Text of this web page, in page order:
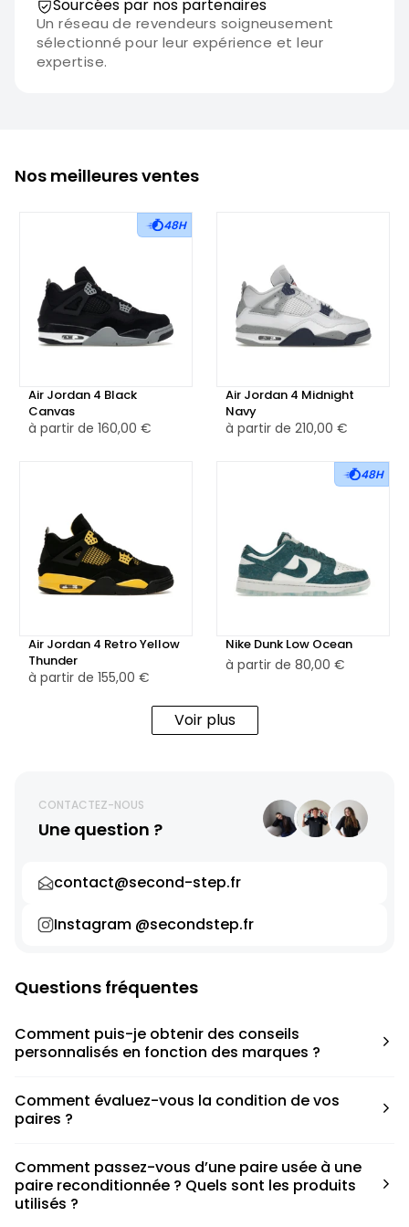
Sourcées par nos partenaires
Un réseau de revendeurs soigneusement
sélectionné pour leur expérience et leur
expertise.
Nos meilleures ventes
48H
Air Jordan 4 Black
Canvas
à partir de 160,00 €
Air Jordan 4 Midnight
Navy
à partir de 210,00 €
Air Jordan 4 Retro Yellow
Thunder
à partir de 155,00 €
48H
Nike Dunk Low Ocean
à partir de 80,00 €
Voir plus
CONTACTEZ-NOUS
Une question ?
contact@second-step.fr
Instagram @secondstep.fr
Questions fréquentes
Comment puis-je obtenir des conseils
personnalisés en fonction des marques ?
pour déterminer la taille appropriée, que ce soit une taille
en dessous, au-dessus ou correspondant à votre taille
Comment évaluez-vous la condition de vos
paires ?
défauts spécifiques de chaque paire.
Comment passez-vous d’une paire usée à une
paire reconditionnée ? Quels sont les produits
utilisés ?